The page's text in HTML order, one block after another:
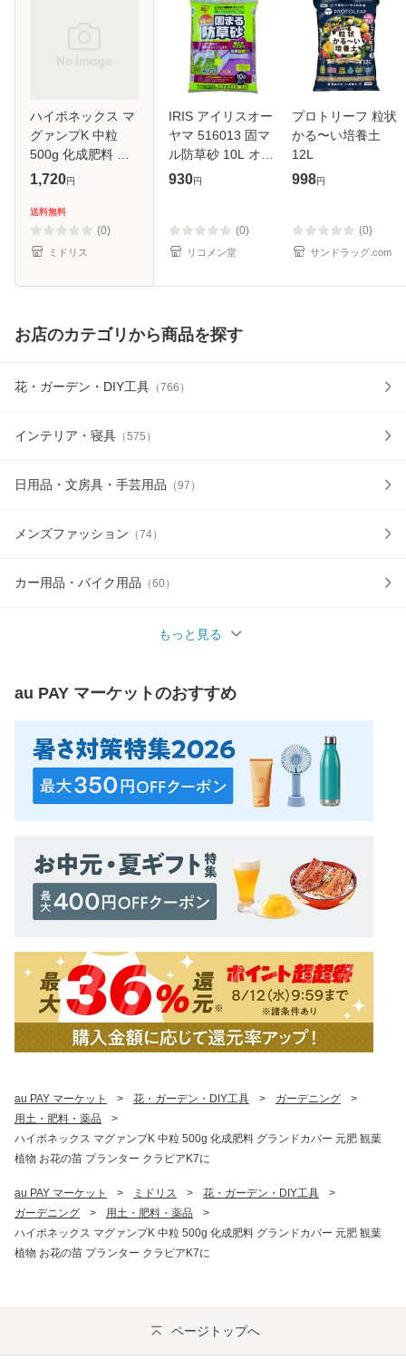
ハイポネックス マ
グァンプK 中粒
500g 化成肥料 グ
ランドカバー 元肥
プランター クラピ
アK7に
1,720円
送料無料
(0)
ミドリス
IRIS アイリスオー
ヤマ 516013 固マ
ル防草砂 10L オレ
ンジ 10L-OR
不可)
930円
(0)
リコメン堂
プロトリーフ 粒状
かる〜い培養土
12L
998円
(0)
サンドラッグ.com
お店のカテゴリから商品を探す
花・ガーデン・DIY工具 （766 ）
インテリア・寝具 （575 ）
日用品・文房具・手芸用品 （97 ）
メンズファッション （74）
カー用品・バイク用品 （60）
もっと見る
au PAY マーケットのおすすめ
au PAY マーケット > 花・ガーデン・DIY工具 > ガーデニング
>
用土・肥料・薬品
>
ハイポネックス マグァンプK 中粒 500g 化成肥料 グランドカバー 元肥 観葉
植物 お花の苗 プランター クラピアK7に
au PAY マーケット > ミドリス > 花・ガーデン・DIY工具
>
ガーデニング
> 用土・肥料・薬品
>
ハイポネックス マグァンプK 中粒 500g 化成肥料 グランドカバー 元肥 観葉
植物 お花の苗 プランター クラピアK7に
ページトップへ